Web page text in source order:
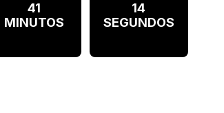
41
MINUTOS
13
SEGUNDOS